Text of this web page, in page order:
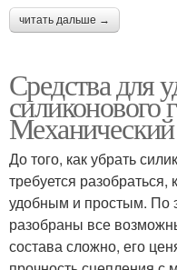
читать дальше →
Средства для
силиконового
До того, как убрать
требуется
удобным и простым. По
разобраны все
состава сложно, его